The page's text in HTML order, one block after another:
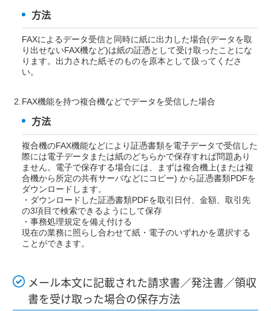
方法
FAXによるデータ受信と同時に紙に出力した場合(データを取
り出せないFAX機など)は紙の証憑として受け取ったことにな
ります。出力された紙そのものを原本として扱ってくださ
い。
FAX機能を持つ複合機などでデータを受信した場合
方法
複合機のFAX機能などにより証憑書類を電子データで受信した
際には電子データまたは紙のどちらかで保存すれば問題あり
ません。電子で保存する場合には、まずは複合機上(または複
合機から所定の共有サーバなどにコピー) から証憑書類PDFを
ダウンロードします。
・ダウンロードした証憑書類PDFを取引日付、金額、取引先
の3項目で検索できるようにして保存
・事務処理規定を備え付ける
現在の業務に照らし合わせて紙・電子のいずれかを選択する
ことができます。
メール本文に記載された請求書／発注書／領収
書を受け取った場合の保存方法